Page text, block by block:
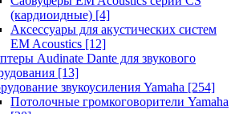
(кардиоидные) [4]
Аксессуары для акустических систем
EM Acoustics [12]
Audinate Dante для звукового
[13]
звукоусиления Yamaha [254]
Потолочные громкоговорители Yamaha